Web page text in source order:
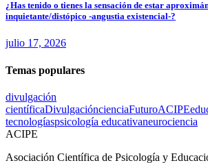
¿Has tenido o tienes la sensación de estar
inquietante/distópico -angustia existencial-?
julio 17, 2026
Temas populares
divulgación
científicaDivulgacióncienciaFuturoACIPE
tecnologíaspsicología educativaneurociencia
ACIPE
Asociación Científica de Psicología y